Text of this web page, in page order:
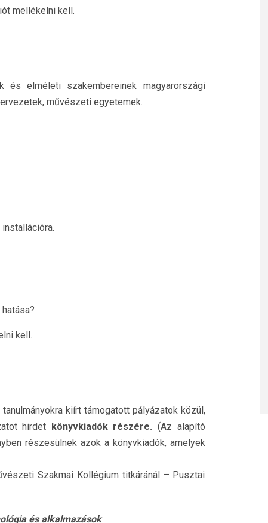
mellékelni kell.
elméleti szakembereinek magyarországi
művészeti egyetemek.
kell.
kiírt támogatott pályázatok közül,
hirdet könyvkiadók részére. (Az alapító
részesülnek azok a könyvkiadók, amelyek
Szakmai Kollégium titkáránál – Pusztai
és alkalmazások